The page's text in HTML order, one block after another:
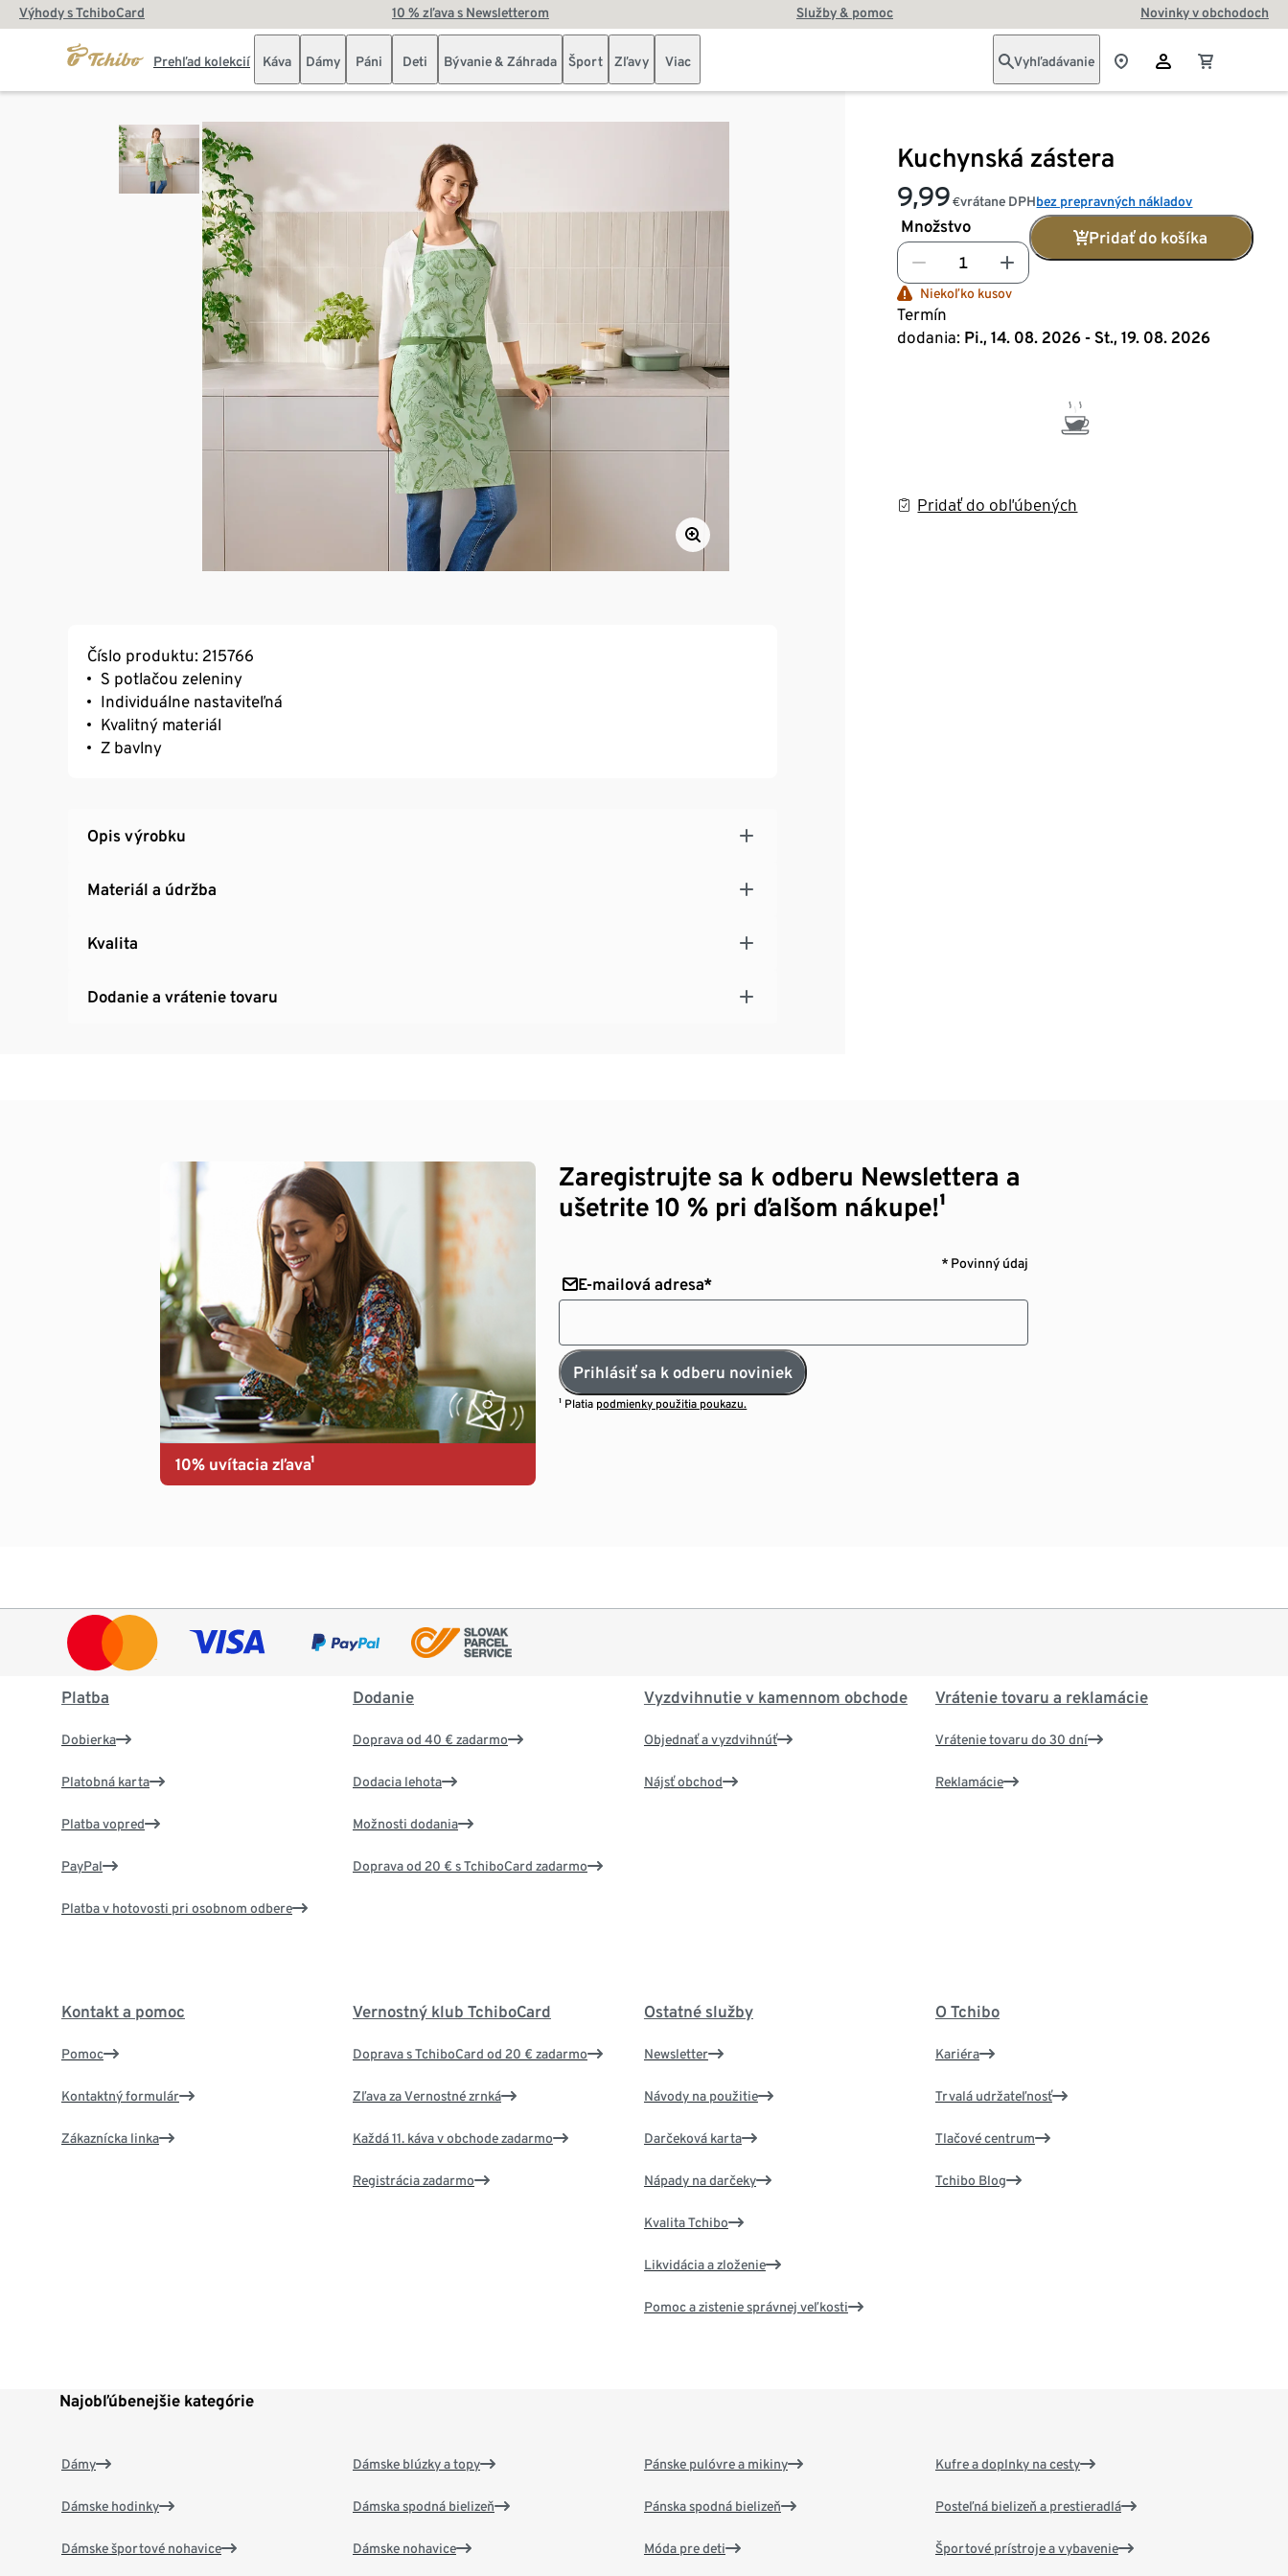
Výhody s TchiboCard 10 % zľava s Newsletterom Služby & pomoc Novinky v obchodoch
Prehľad kolekcií Káva Dámy Páni Deti Bývanie & Záhrada Šport Zľavy Viac Vyhľadávanie
Kuchynská zástera
9,99 €vrátane DPHbez prepravných nákladov
Množstvo
Pridať do košíka
Niekoľko kusov
Termín
dodania: Pi., 14. 08. 2026 - St., 19. 08. 2026
Pridať do obľúbených
Číslo produktu: 215766
S potlačou zeleniny
Individuálne nastaviteľná
Kvalitný materiál
Z bavlny
Opis výrobku
Materiál a údržba
Kvalita
Dodanie a vrátenie tovaru
10% uvítacia zľava¹
Zaregistrujte sa k odberu Newslettera a
ušetrite 10 % pri ďalšom nákupe!¹
* Povinný údaj
E-mailová adresa*
Prihlásiť sa k odberu noviniek
¹ Platia podmienky použitia poukazu.
Platba
Dobierka
Platobná karta
Platba vopred
PayPal
Platba v hotovosti pri osobnom odbere
Dodanie
Doprava od 40 € zadarmo
Dodacia lehota
Možnosti dodania
Doprava od 20 € s TchiboCard zadarmo
Vyzdvihnutie v kamennom obchode
Objednať a vyzdvihnúť
Nájsť obchod
Vrátenie tovaru a reklamácie
Vrátenie tovaru do 30 dní
Reklamácie
Kontakt a pomoc
Pomoc
Kontaktný formulár
Zákaznícka linka
Vernostný klub TchiboCard
Doprava s TchiboCard od 20 € zadarmo
Zľava za Vernostné zrnká
Každá 11. káva v obchode zadarmo
Registrácia zadarmo
Ostatné služby
Newsletter
Návody na použitie
Darčeková karta
Nápady na darčeky
Kvalita Tchibo
Likvidácia a zloženie
Pomoc a zistenie správnej veľkosti
O Tchibo
Kariéra
Trvalá udržateľnosť
Tlačové centrum
Tchibo Blog
Najobľúbenejšie kategórie
Dámy
Dámske hodinky
Dámske športové nohavice
Dámske blúzky a topy
Dámska spodná bielizeň
Dámske nohavice
Pánske pulóvre a mikiny
Pánska spodná bielizeň
Móda pre deti
Kufre a doplnky na cesty
Posteľná bielizeň a prestieradlá
Športové prístroje a vybavenie